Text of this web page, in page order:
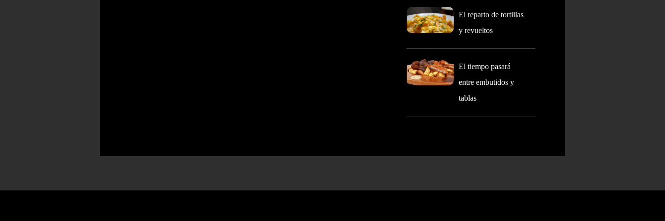
El reparto de tortillas
y revueltos
El tiempo pasará
entre embutidos y
tablas